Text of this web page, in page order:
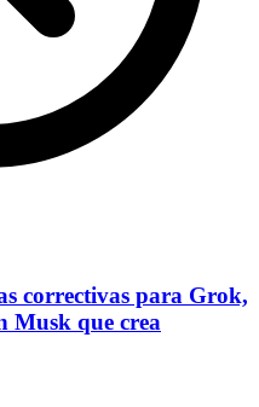
correctivas para Grok,
Musk que crea